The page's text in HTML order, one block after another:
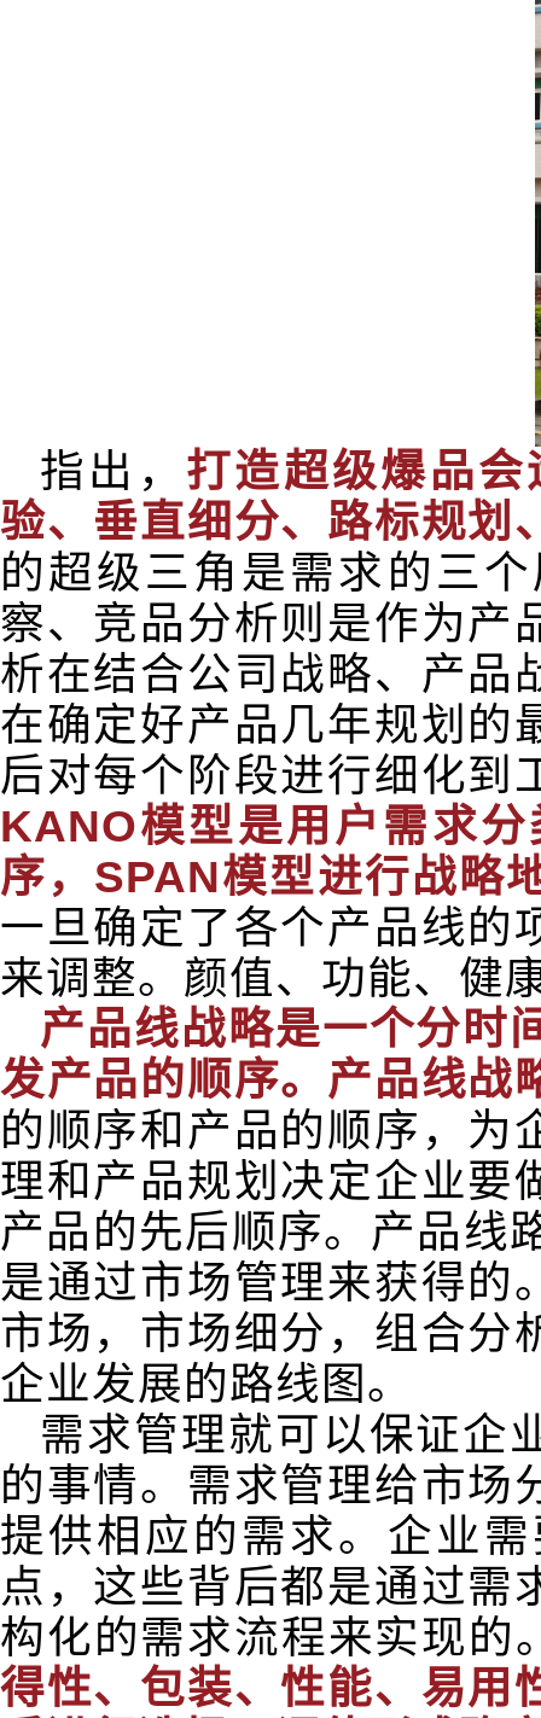
指出， 打造超级爆品
验、垂直细分、路标规划
的超级三角是需求的三
察、竞品分析则是作为产
析在结合公司战略、产品
在确定好产品几年规划的
后对每个阶段进行细化到
KANO模型是用户需求
序，SPAN模型进行战略
一旦确定了各个产品线的
来调整。颜值、功能、健
产品线战略是一个分时
发产品的顺序。产品线战
的顺序和产品的顺序，为
理和产品规划决定企业要
产品的先后顺序。产品线
是通过市场管理来获得的
市场，市场细分，组合分
企业发展的路线图。
需求管理就可以保证企
的事情。需求管理给市场
提供相应的需求。企业
点，这些背后都是通过需
构化的需求流程来实现的
得性、包装、性能、易用